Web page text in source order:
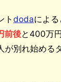
ト dodaによ
前後と400万
が別れ始める